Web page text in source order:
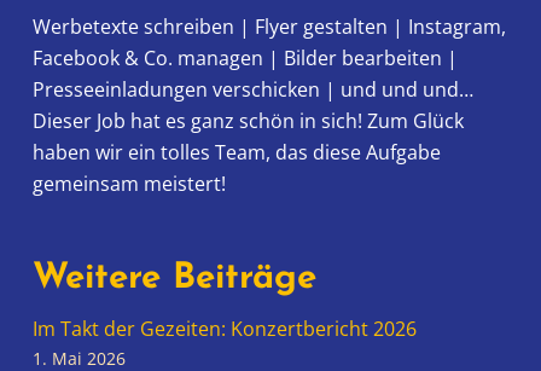
Werbetexte schreiben | Flyer gestalten | Instagram,
Facebook & Co. managen | Bilder bearbeiten |
Presseeinladungen verschicken | und und und…
Dieser Job hat es ganz schön in sich! Zum Glück
haben wir ein tolles Team, das diese Aufgabe
gemeinsam meistert!
Weitere Beiträge
Im Takt der Gezeiten: Konzertbericht 2026
1. Mai 2026